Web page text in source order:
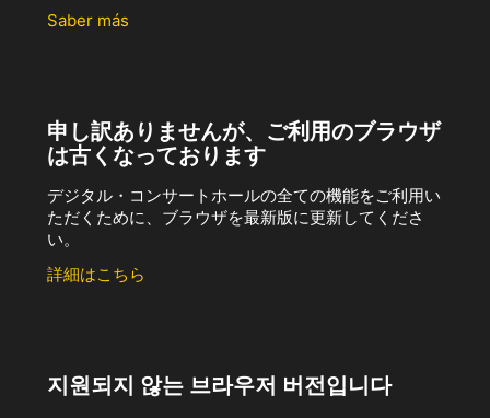
Saber más
申し訳ありませんが、ご利用のブラウザ
は古くなっております
デジタル・コンサートホールの全ての機能をご利用い
ただくために、ブラウザを最新版に更新してくださ
い。
詳細はこちら
지원되지 않는 브라우저 버전입니다